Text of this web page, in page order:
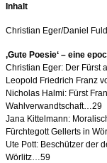
Inhalt
Christian Eger/Daniel
‚Gute Poesie‘ – eine
Christian Eger: Der Fürst
Leopold Friedrich Franz
Nicholas Halmi: Fürst
Wahlverwandtschaft…29
Jana Kittelmann:
Fürchtegott Gellerts in
Ute Pott: Beschützer der
Wörlitz…59